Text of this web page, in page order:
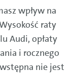
wpływ na
raty
Audi, opłaty
i rocznego
nie jest